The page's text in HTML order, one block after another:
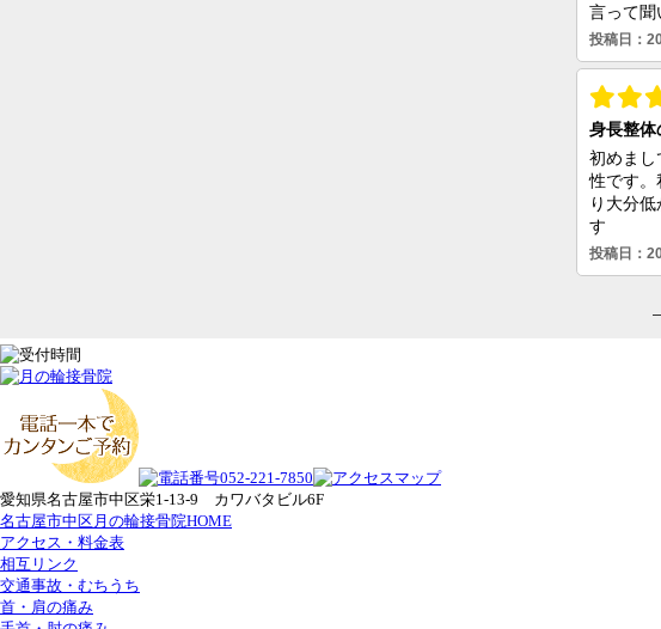
愛知県名古屋市中区栄1-13-9 カワバタビル6F
名古屋市中区月の輪接骨院HOME
アクセス・料金表
相互リンク
交通事故・むちうち
首・肩の痛み